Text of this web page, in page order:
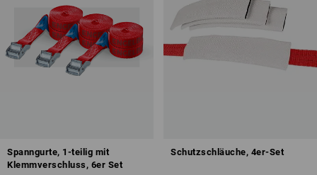
Spanngurte, 1-teilig mit
Klemmverschluss, 6er Set
Schutzschläuche, 4er-Set